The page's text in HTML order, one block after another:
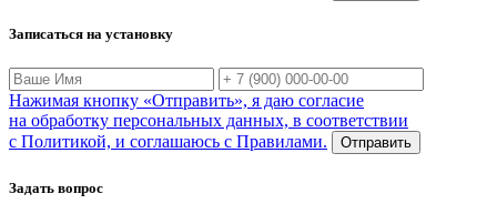
Записаться на установку
Нажимая кнопку «Отправить», я даю согласие
на обработку персональных данных, в соответствии
с Политикой, и соглашаюсь с Правилами.
Отправить
Задать вопрос